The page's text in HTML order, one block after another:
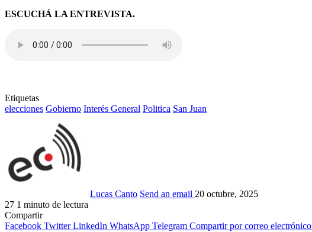
ESCUCHÁ LA ENTREVISTA.
Etiquetas
elecciones Gobierno Interés General Politica San Juan
Lucas Canto Send an email 20 octubre, 2025
27 1 minuto de lectura
Compartir
Facebook Twitter LinkedIn WhatsApp Telegram Compartir por correo electrónico